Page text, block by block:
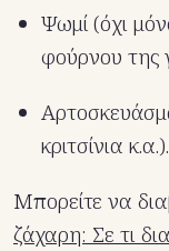
Ψωμί (όχι
φούρνου της
κριτσίνια κ.α.).
Μπορείτε να
ζάχαρη: Σε τι